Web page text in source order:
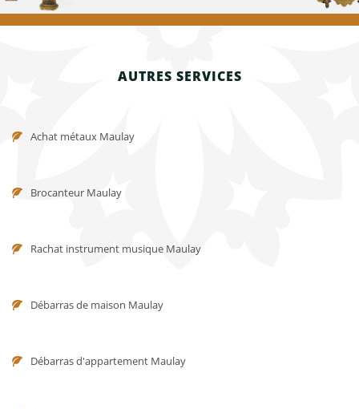
AUTRES SERVICES
Achat métaux Maulay
Brocanteur Maulay
Rachat instrument musique Maulay
Débarras de maison Maulay
Débarras d'appartement Maulay